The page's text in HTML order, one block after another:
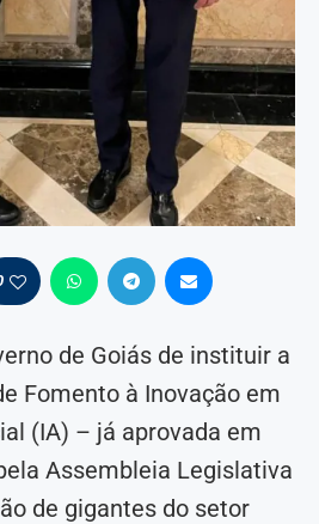
de Goiás de instituir a
Fomento à Inovação em
(IA) – já aprovada em
Assembleia Legislativa
de gigantes do setor